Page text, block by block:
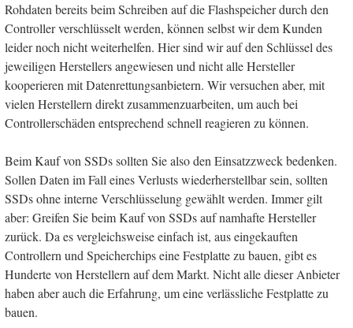
Rohdaten bereits beim Schreiben auf die Flashspeicher durch den
Controller verschlüsselt werden, können selbst wir dem Kunden
leider noch nicht weiterhelfen. Hier sind wir auf den Schlüssel des
jeweiligen Herstellers angewiesen und nicht alle Hersteller
kooperieren mit Datenrettungsanbietern. Wir versuchen aber, mit
vielen Herstellern direkt zusammenzuarbeiten, um auch bei
Controllerschäden entsprechend schnell reagieren zu können.
Beim Kauf von SSDs sollten Siealso den Einsatzzweck bedenken.
Sollen Daten im Fall eines Verlusts wiederherstellbar sein, sollten
SSDs ohne interne Verschlüsselung gewählt werden. Immer gilt
aber: Greifen Sie beim Kauf von SSDs auf namhafte Hersteller
zurück. Da es vergleichsweise einfach ist, aus eingekauften
Controllern und Speicherchips eine Festplatte zu bauen, gibt es
Hunderte von Herstellern auf dem Markt. Nicht alle dieser Anbieter
haben aber auch die Erfahrung, um eine verlässliche Festplatte zu
bauen.